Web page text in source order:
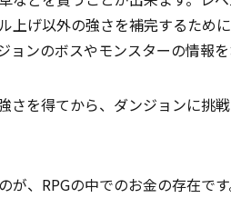
上げ以外の強さを補完するため
ョンのボスやモンスターの情報を
さを得てから、ダンジョンに挑
が、RPGの中でのお金の存在で